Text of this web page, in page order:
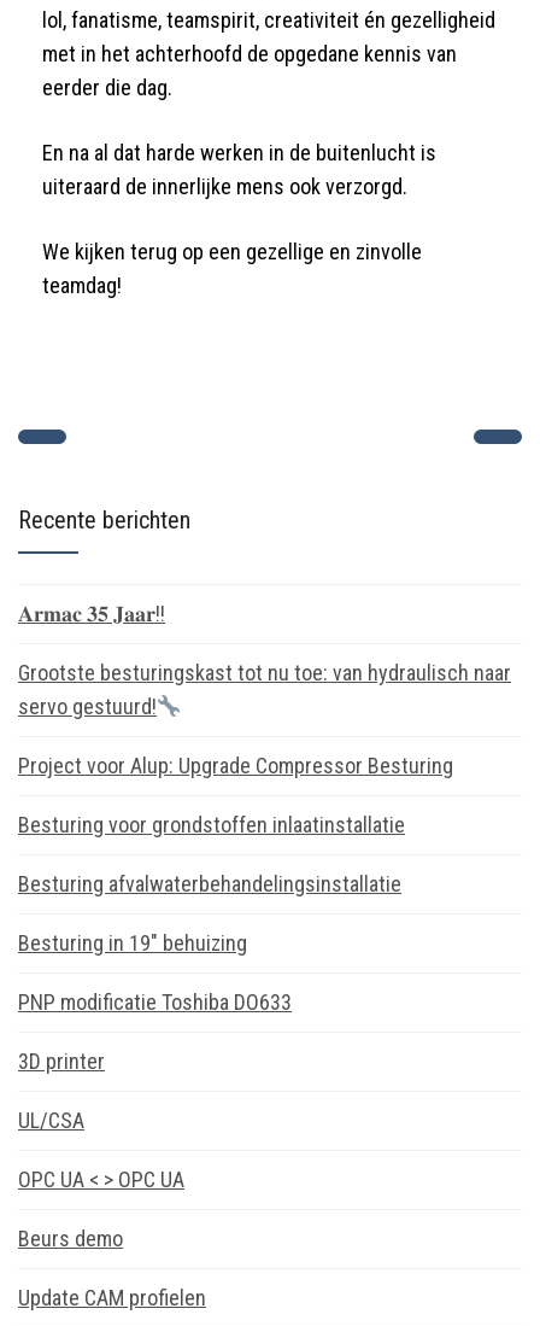
lol, fanatisme, teamspirit, creativiteit én gezelligheid
met in het achterhoofd de opgedane kennis van
eerder die dag.
En na al dat harde werken in de buitenlucht is
uiteraard de innerlijke mens ook verzorgd.
We kijken terug op een gezellige en zinvolle
teamdag!
Recente berichten
𝐀𝐫𝐦𝐚𝐜 𝟑𝟓 𝐉𝐚𝐚𝐫!!
Grootste besturingskast tot nu toe: van hydraulisch naar
servo gestuurd!
Project voor Alup: Upgrade Compressor Besturing
Besturing voor grondstoffen inlaatinstallatie
Besturing afvalwaterbehandelingsinstallatie
Besturing in 19″ behuizing
PNP modificatie Toshiba DO633
3D printer
UL/CSA
OPC UA < > OPC UA
Beurs demo
Update CAM profielen